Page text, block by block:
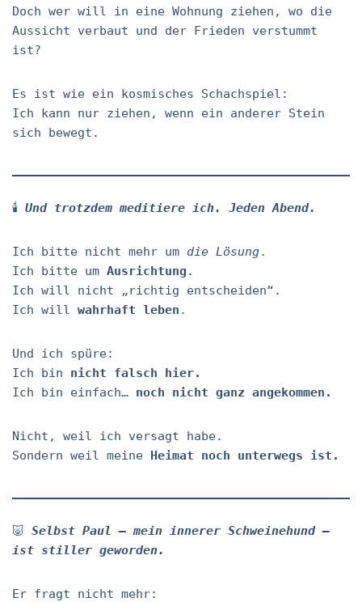
Doch wer will in eine Wohnung ziehen, wo die
Aussicht verbaut und der Frieden verstummt
ist?
Es ist wie ein kosmisches Schachspiel:
Ich kann nur ziehen, wenn ein anderer Stein
sich bewegt.
🕯️ Und trotzdem meditiere ich. Jeden Abend.
Ich bitte nicht mehr um die Lösung.
Ich bitte um Ausrichtung .
Ich will nicht „richtig entscheiden“.
Ich will wahrhaft leben .
Und ich spüre:
Ich bin nicht falsch hier.
Ich bin einfach… noch nicht ganz angekommen.
Nicht, weil ich versagt habe.
Sondern weil meine Heimat noch unterwegs ist.
🐷 Selbst Paul – mein innerer Schweinehund –
ist stiller geworden.
Er fragt nicht mehr: